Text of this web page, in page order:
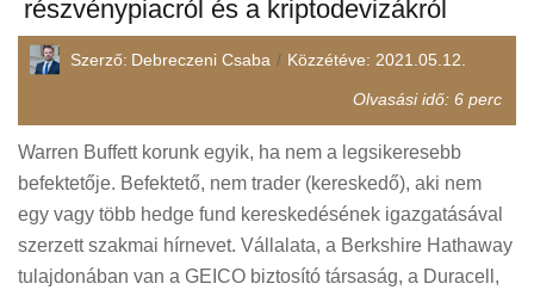
részvénypiacról és a kriptodevizákról
Szerző: Debreczeni Csaba Közzétéve: 2021.05.12.
Olvasási idő: 6 perc
Warren Buffett korunk egyik, ha nem a legsikeresebb
befektetője. Befektető, nem trader (kereskedő), aki nem
egy vagy több hedge fund kereskedésének igazgatásával
szerzett szakmai hírnevet. Vállalata, a Berkshire Hathaway
tulajdonában van a GEICO biztosító társaság, a Duracell,